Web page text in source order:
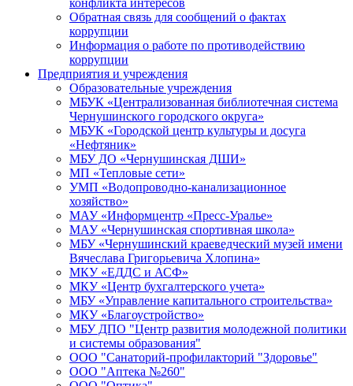
конфликта интересов
Обратная связь для сообщений о фактах
коррупции
Информация о работе по противодействию
коррупции
Предприятия и учреждения
Образовательные учреждения
МБУК «Централизованная библиотечная система
Чернушинского городского округа»
МБУК «Городской центр культуры и досуга
«Нефтяник»
МБУ ДО «Чернушинская ДШИ»
МП «Тепловые сети»
УМП «Водопроводно-канализационное
хозяйство»
МАУ «Информцентр «Пресс-Уралье»
МАУ «Чернушинская спортивная школа»
МБУ «Чернушинский краеведческий музей имени
Вячеслава Григорьевича Хлопина»
МКУ «ЕДДС и АСФ»
МКУ «Центр бухгалтерского учета»
МБУ «Управление капитального строительства»
МКУ «Благоустройство»
МБУ ДПО "Центр развития молодежной политики
и системы образования"
ООО "Санаторий-профилакторий "Здоровье"
ООО "Аптека №260"